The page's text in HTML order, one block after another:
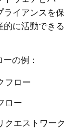
ライアンスを保
的に活動できる
の例：
フロー
ロー
クエストワーク